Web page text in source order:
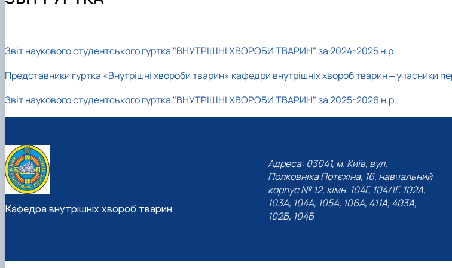
Звіт наукового студентського гуртка "ВНУТРІШНІ ХВОРОБИ ТВАРИН" за 2024-2025 н.р.
Представники гуртка «Внутрішні хвороби тварин» кафедри внутрішніх хвороб тварин ‒ учасники
Звіт наукового студентського гуртка "ВНУТРІШНІ ХВОРОБИ ТВАРИН" за 2025-2026 н.р.
Кафедра внутрішніх хвороб тварин
Адреса: 03041, м. Київ, вул.
Полковніка Потєхіна, 16, навчальний
корпус № 12, кімн. 104Г, 104/1Г, 102А,
103А, 104А, 105А, 106А, 411А, 403А,
102Б, 104Б